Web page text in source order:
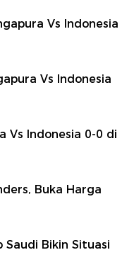
Vs Indonesia
Vs Indonesia
Vs Indonesia 0-0 di
Buka Harga
Bikin Situasi